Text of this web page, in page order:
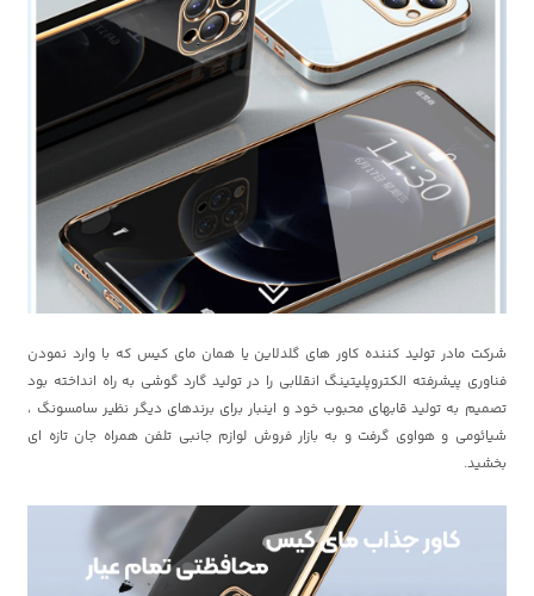
شرکت مادر تولید کننده کاور های گلدلاین یا همان مای کیس که با وارد نمودن
فناوری پیشرفته الکتروپلیتینگ انقلابی را در تولید گارد گوشی به راه انداخته بود
تصمیم به تولید قابهای محبوب خود و اینبار برای برندهای دیگر نظیر سامسونگ ،
شیائومی و هواوی گرفت و به بازار فروش لوازم جانبی تلفن همراه جان تازه ای
بخشید.